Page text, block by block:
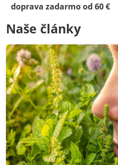
doprava zadarmo od 60 €
Naše články